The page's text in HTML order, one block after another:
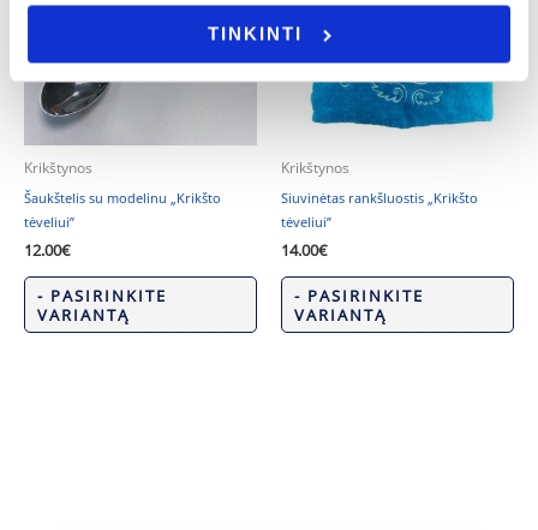
TINKINTI
Krikštynos
Šaukštelis su modelinu „Krikšto
tėveliui”
12.00€
- PASIRINKITE
VARIANTĄ
Krikštynos
Siuvinėtas rankšluostis „Krikšto
tėveliui”
14.00€
- PASIRINKITE
VARIANTĄ